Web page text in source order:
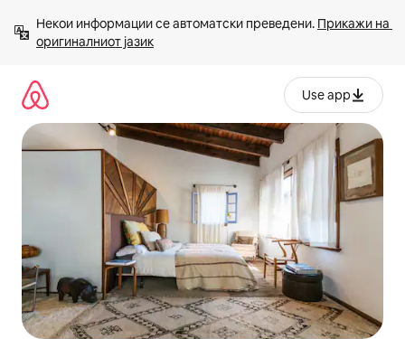
содржина
Некои информации се автоматски преведени. Прикажи на
оригиналниот јазик
Use app